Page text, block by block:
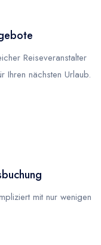
Reiseveranstalter
Ihren nächsten Urlaub.
mit nur wenigen